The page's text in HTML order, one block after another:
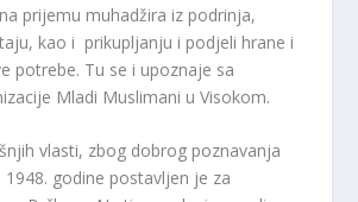
prijemu muhadžira iz podrinja,
kao i prikupljanju i podjeli hrane i
potrebe. Tu se i upoznaje sa
Mladi Muslimani u Visokom.
vlasti, zbog dobrog poznavanja
godine postavljen je za